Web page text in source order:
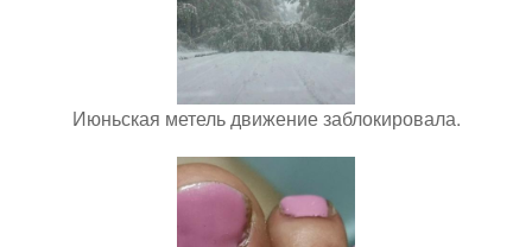
Июньская метель движение заблокировала.